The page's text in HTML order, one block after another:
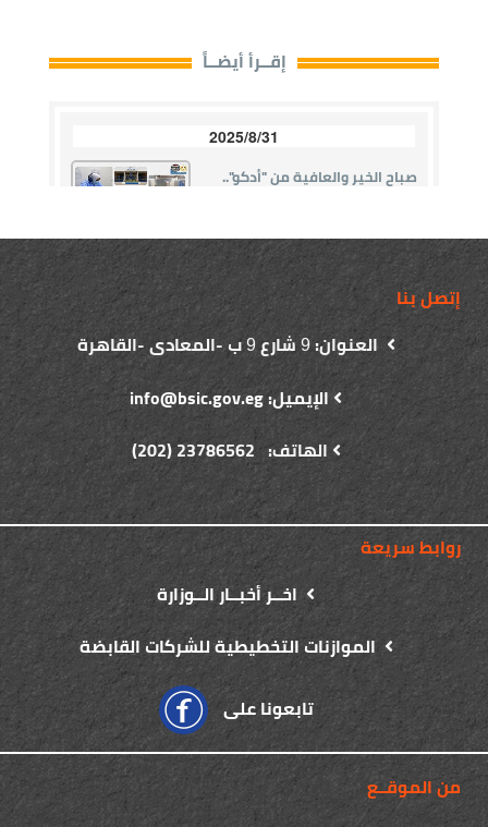
إتصل بنا
العنوان:9شارع9ب -المعادى -القاهرة
الإيميل: info@bsic.gov.eg
الهاتف: 23786562 (202)
روابط سريعة
اخــر أخبــار الــوزارة
الموازنات التخطيطية للشركات القابضة
تابعونا على
من الموقــع